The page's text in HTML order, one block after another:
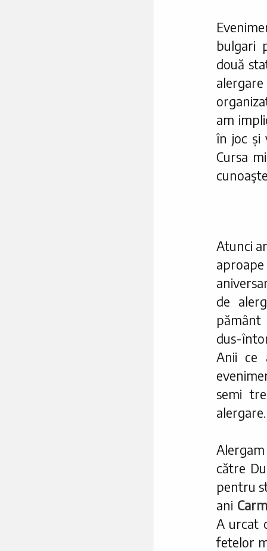
bulgari
două
am
în joc și
Cursa
Atunci
de
pământ
dus-
Anii ce
semi
alergare.
către
pentru
ani
A urcat
fetelor